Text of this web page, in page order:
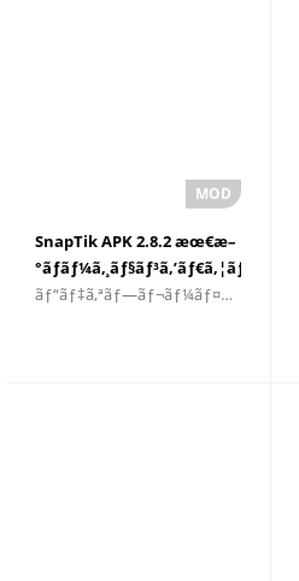
SnapTik APK 2.8.2 æœ€æ–
°ãƒãƒ¼ã‚¸ãƒ§ãƒ³ã‚’ãƒ€ã‚¦ãƒ³ãƒ­
ãƒ¼ãƒ‰
ãƒ“ãƒ‡ã‚ªãƒ—ãƒ¬ãƒ¼ãƒ¤ãƒ¼ã¨ç·¨é›†è€…